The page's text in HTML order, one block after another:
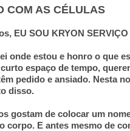
COM AS CÉLULAS
EU SOU KRYON
onde estou e honro o que
espaço de tempo,
pedido e ansiado. Nesta
disso.
gostam de colocar um
corpo. E antes mesmo de